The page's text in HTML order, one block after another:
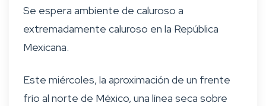
Se espera ambiente de caluroso a
extremadamente caluroso en la República
Mexicana.
Este miércoles, la aproximación de un frente
frío al norte de México, una línea seca sobre